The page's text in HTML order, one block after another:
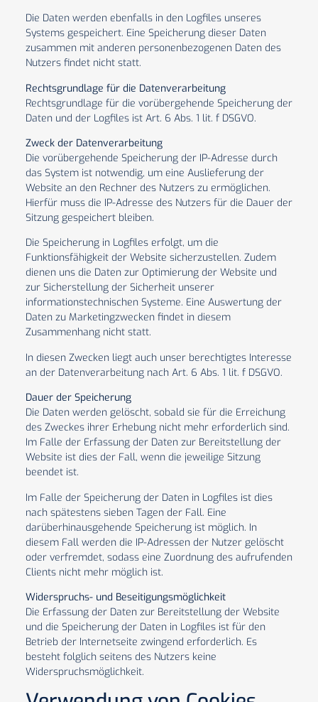
Die Daten werden ebenfalls in den Logfiles unseres
Systems gespeichert. Eine Speicherung dieser Daten
zusammen mit anderen personenbezogenen Daten des
Nutzers findet nicht statt.
Rechtsgrundlage für die Datenverarbeitung
Rechtsgrundlage für die vorübergehende Speicherung der
Daten und der Logfiles ist Art. 6 Abs. 1 lit. f DSGVO.
Zweck der Datenverarbeitung
Die vorübergehende Speicherung der IP-Adresse durch
das System ist notwendig, um eine Auslieferung der
Website an den Rechner des Nutzers zu ermöglichen.
Hierfür muss die IP-Adresse des Nutzers für die Dauer der
Sitzung gespeichert bleiben.
Die Speicherung in Logfiles erfolgt, um die
Funktionsfähigkeit der Website sicherzustellen. Zudem
dienen uns die Daten zur Optimierung der Website und
zur Sicherstellung der Sicherheit unserer
informationstechnischen Systeme. Eine Auswertung der
Daten zu Marketingzwecken findet in diesem
Zusammenhang nicht statt.
In diesen Zwecken liegt auch unser berechtigtes Interesse
an der Datenverarbeitung nach Art. 6 Abs. 1 lit. f DSGVO.
Dauer der Speicherung
Die Daten werden gelöscht, sobald sie für die Erreichung
des Zweckes ihrer Erhebung nicht mehr erforderlich sind.
Im Falle der Erfassung der Daten zur Bereitstellung der
Website ist dies der Fall, wenn die jeweilige Sitzung
beendet ist.
Im Falle der Speicherung der Daten in Logfiles ist dies
nach spätestens sieben Tagen der Fall. Eine
darüberhinausgehende Speicherung ist möglich. In
diesem Fall werden die IP-Adressen der Nutzer gelöscht
oder verfremdet, sodass eine Zuordnung des aufrufenden
Clients nicht mehr möglich ist.
Widerspruchs- und Beseitigungsmöglichkeit
Die Erfassung der Daten zur Bereitstellung der Website
und die Speicherung der Daten in Logfiles ist für den
Betrieb der Internetseite zwingend erforderlich. Es
besteht folglich seitens des Nutzers keine
Widerspruchsmöglichkeit.